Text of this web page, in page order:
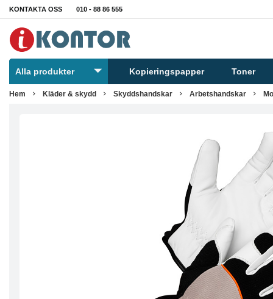
KONTAKTA OSS 010 - 88 86 555
Alla produkter Kopieringspapper Toner
Hem Kläder & skydd Skyddshandskar Arbetshandskar